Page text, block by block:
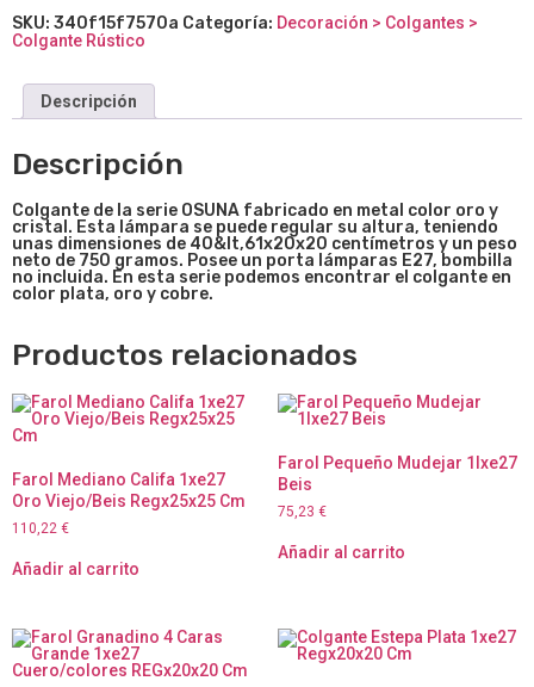
SKU: 340f15f7570a Categoría: Decoración > Colgantes >
Colgante Rústico
Descripción
Descripción
Colgante de la serie OSUNA fabricado en metal color oro y
cristal. Esta lámpara se puede regular su altura, teniendo
unas dimensiones de 40&lt,61x20x20 centímetros y un peso
neto de 750 gramos. Posee un porta lámparas E27, bombilla
no incluida. En esta serie podemos encontrar el colgante en
color plata, oro y cobre.
Productos relacionados
Farol Mediano Califa 1xe27
Oro Viejo/Beis Regx25x25 Cm
110,22 €
Añadir al carrito
Farol Pequeño Mudejar 1lxe27
Beis
75,23 €
Añadir al carrito